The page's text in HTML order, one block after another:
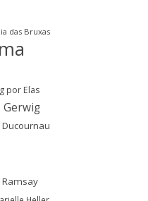
das Bruxas
por Elas
Gerwig
Ducournau